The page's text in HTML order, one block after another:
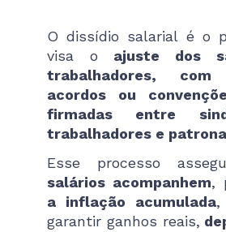
O dissídio salarial é o
visa o ajuste dos
trabalhadores,
acordos ou
firmadas entre
trabalhadores e
Esse processo
salários acompanhem,
a inflação acumulada,
garantir ganhos reais,